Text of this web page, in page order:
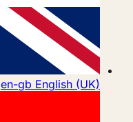
en-gb English (UK)